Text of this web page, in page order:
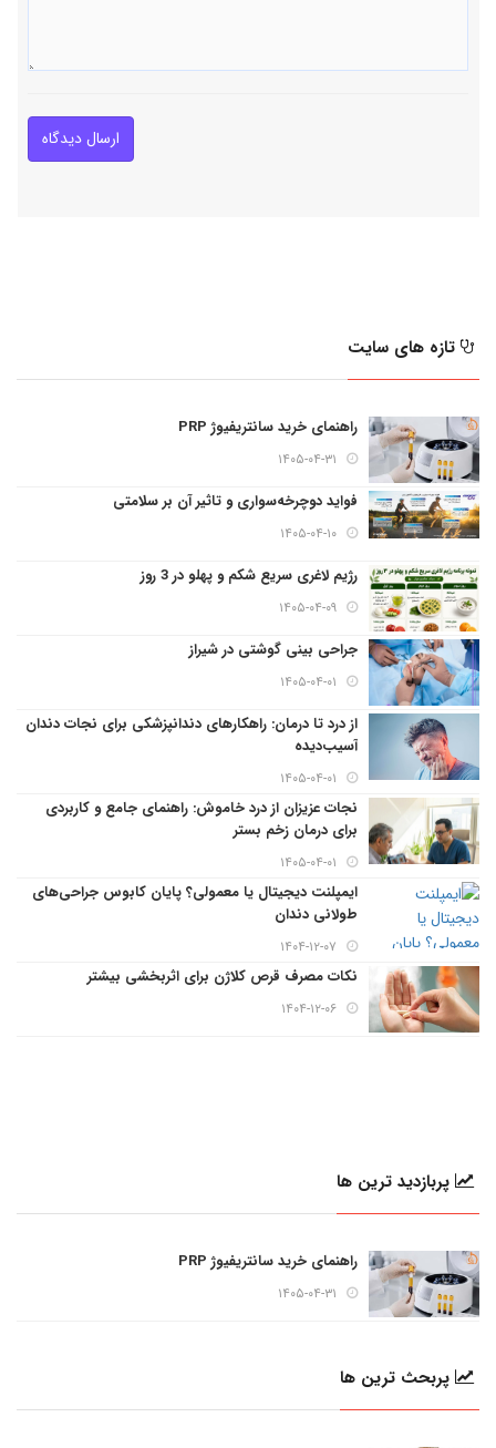
ارسال دیدگاه
تازه های سایت
راهنمای خرید سانتریفیوژ PRP
۱۴۰۵-۰۴-۳۱
فواید دوچرخه‌سواری و تاثیر آن بر سلامتی
۱۴۰۵-۰۴-۱۰
رژیم لاغری سریع شکم و پهلو در 3 روز
۱۴۰۵-۰۴-۰۹
جراحی بینی گوشتی در شیراز
۱۴۰۵-۰۴-۰۱
از درد تا درمان: راهکارهای دندانپزشکی برای نجات دندان
آسیب‌دیده
۱۴۰۵-۰۴-۰۱
نجات عزیزان از درد خاموش: راهنمای جامع و کاربردی
برای درمان زخم بستر
۱۴۰۵-۰۴-۰۱
ایمپلنت دیجیتال یا معمولی؟ پایان کابوس جراحی‌های
طولانی دندان
۱۴۰۴-۱۲-۰۷
نکات مصرف قرص کلاژن برای اثربخشی بیشتر
۱۴۰۴-۱۲-۰۶
پربازدید ترین ها
راهنمای خرید سانتریفیوژ PRP
۱۴۰۵-۰۴-۳۱
پربحث ترین ها